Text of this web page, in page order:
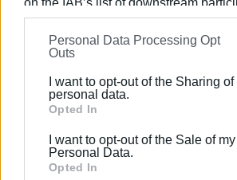
information may also be disclosed by
on theIAB’s List of Downstream
further disclose it to other third parties.
Please note that this website/app
Google services and may gather and
behaviour. You may click to grant or
Google and its third-party tags to use
Personal Data Processing Opt
Outs
I want to opt-out of the Sharing of
personal data.
Opted In
I want to opt-out of the Sale of my
Personal Data.
Opted In
υπηρέτησε και από τη θέση του
γραμματέα στο δ.σ. επί οκτώ
πως η ισχυρότερη ιδιότητα του
στην ενημέρωση είναι το
κοινά και στην επικοινωνία η
ανιδιοτελής διαμεσολάβηση.